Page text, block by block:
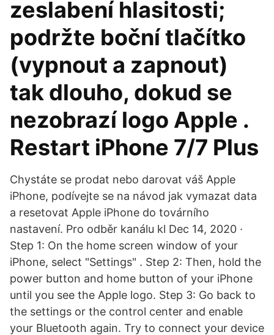
zeslabení hlasitosti;
podržte boční tlačítko
(vypnout a zapnout)
tak dlouho, dokud se
nezobrazí logo Apple .
Restart iPhone 7/7 Plus
Chystáte se prodat nebo darovat váš Apple
iPhone, podívejte se na návod jak vymazat data
a resetovat Apple iPhone do továrního
nastavení. Pro odběr kanálu kl Dec 14, 2020 ·
Step 1: On the home screen window of your
iPhone, select "Settings" . Step 2: Then, hold the
power button and home button of your iPhone
until you see the Apple logo. Step 3: Go back to
the settings or the control center and enable
your Bluetooth again. Try to connect your device